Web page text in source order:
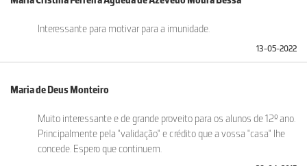
Interessante para motivar para a imunidade.
13-05-2022
Maria de Deus Monteiro
Muito interessante e de grande proveito para os alunos de 12º ano.
Principalmente pela "validação" e crédito que a vossa "casa" lhe
concede. Espero que continuem.